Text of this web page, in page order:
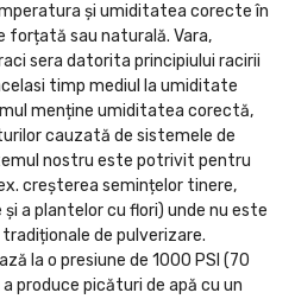
și umiditatea corecte în
forțată sau naturală. Vara,
sera datorita principiului racirii
timp mediul la umiditate
menține umiditatea corectă,
cauzată de sistemele de
nostru este potrivit pentru
creșterea semințelor tinere,
a plantelor cu flori) unde nu este
de pulverizare.
la o presiune de 1000 PSI (70
produce picături de apă cu un